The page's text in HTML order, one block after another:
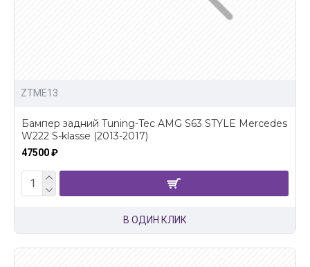
ZTME13
Бампер задний Tuning-Tec AMG S63 STYLE Mercedes
W222 S-klasse (2013-2017)
47500 ₽
В ОДИН КЛИК